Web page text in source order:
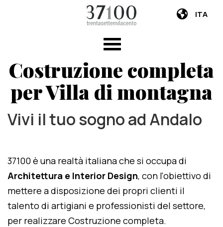
ITA
Costruzione completa
per Villa di montagna
Vivi il tuo sogno ad Andalo
37100 è una realtà italiana che si occupa di
Architettura e Interior Design, con l'obiettivo di
mettere a disposizione dei propri clienti il
talento di artigiani e professionisti del settore,
per realizzare Costruzione completa.